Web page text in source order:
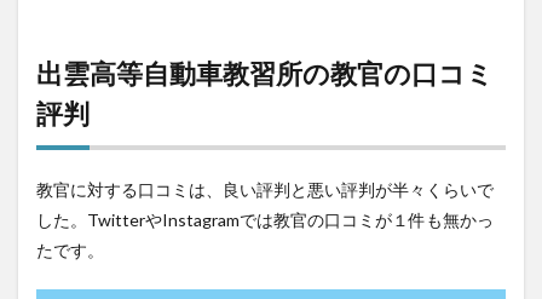
出雲高等自動車教習所の教官の口コミ
評判
教官に対する口コミは、良い評判と悪い評判が半々くらいで
した。TwitterやInstagramでは教官の口コミが１件も無かっ
たです。